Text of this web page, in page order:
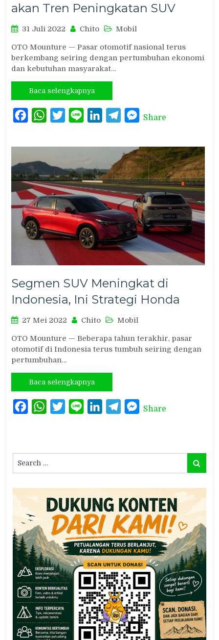
akan Tren Peningkatan SUV
31 Juli 2022 Chito Mobil
OTO Mounture — Pasar otomotif nasional terus
berkembang seiring dengan pertumbuhan ekonomi
dan kebutuhan masyarakat…
Baca selengkapnya
FacebookWhatsAppTwitterLine LinkedInTelegramMessenger
Share
Segmen SUV Meningkat di
Indonesia, Ini Strategi Honda
27 Mei 2022 Chito Mobil
OTO Mounture — Beberapa tahun terakhir, pasar
otomotif di Indonesia terus tumbuh seiring dengan
pertumbuhan…
Baca selengkapnya
FacebookWhatsAppTwitterLine LinkedInTelegramMessenger
Share
for:
Search